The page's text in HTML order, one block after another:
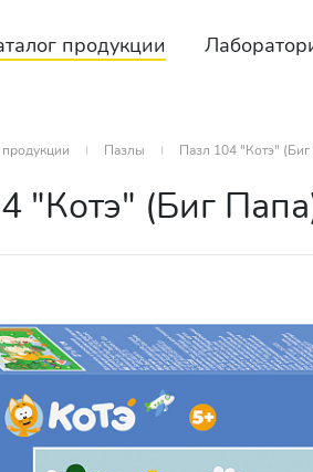
продукции
продукции Пазлы Пазл 104 "Котэ" (Биг
"Котэ" (Биг